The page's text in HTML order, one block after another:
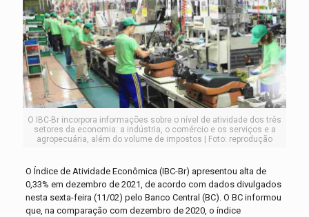
O IBC-Br incorpora informações sobre o nível de atividade dos três
setores da economia: a indústria, o comércio e os serviços e a
agropecuária, além do volume de impostos | Foto: reprodução
O Índice de Atividade Econômica (IBC-Br) apresentou alta de
0,33% em dezembro de 2021, de acordo com dados divulgados
nesta sexta-feira (11/02) pelo Banco Central (BC). O BC informou
que, na comparação com dezembro de 2020, o índice